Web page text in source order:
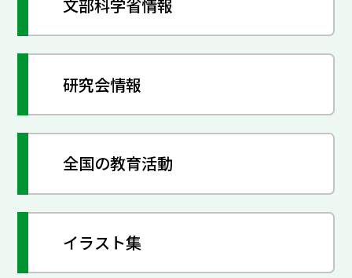
文部科学省情報
研究会情報
全国の教育活動
イラスト集